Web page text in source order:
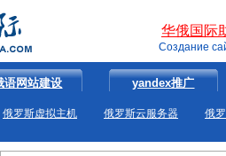
华俄国际
Создание
语网站建设 yandex推广
俄罗斯虚拟主机 俄罗斯云服务器 俄